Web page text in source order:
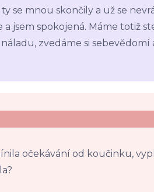
ty se mnou skončily a už se
a jsem spokojená. Máme totiž
zvedáme si sebevědomí
očekávání od koučinku,